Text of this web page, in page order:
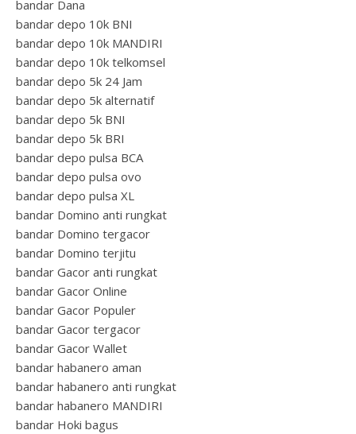
bandar Dana
bandar depo 10k BNI
bandar depo 10k MANDIRI
bandar depo 10k telkomsel
bandar depo 5k 24 Jam
bandar depo 5k alternatif
bandar depo 5k BNI
bandar depo 5k BRI
bandar depo pulsa BCA
bandar depo pulsa ovo
bandar depo pulsa XL
bandar Domino anti rungkat
bandar Domino tergacor
bandar Domino terjitu
bandar Gacor anti rungkat
bandar Gacor Online
bandar Gacor Populer
bandar Gacor tergacor
bandar Gacor Wallet
bandar habanero aman
bandar habanero anti rungkat
bandar habanero MANDIRI
bandar Hoki bagus